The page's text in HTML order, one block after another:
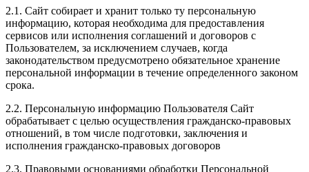
2.1. Сайт собирает и хранит только ту персональную
информацию, которая необходима для предоставления
сервисов или исполнения соглашений и договоров с
Пользователем, за исключением случаев, когда
законодательством предусмотрено обязательное хранение
персональной информации в течение определенного законом
срока.
2.2. Персональную информацию Пользователя Сайт
обрабатывает с целью осуществления гражданско-правовых
отношений, в том числе подготовки, заключения и
исполнения гражданско-правовых договоров
2.3. Правовыми основаниями обработки Персональной